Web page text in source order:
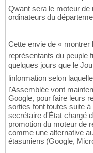
Qwant sera le moteur de
ordinateurs du
Cette envie de « montrer
représentants du peuple
quelques jours que le
linformation selon
l'Assemblée vont
Google, pour faire leurs
sorties font toutes suite
secrétaire d'État chargé
promotion du moteur de
comme une alternative
étasuniens (Google,